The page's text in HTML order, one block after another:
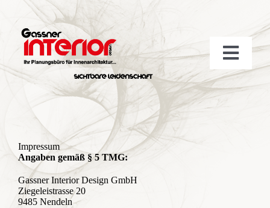
content
Unternehmen
Leistungen
Projekte
Impressum
Angaben gemäß § 5 TMG:
Gassner Interior Design GmbH
Ziegeleistrasse 20
9485 Nendeln